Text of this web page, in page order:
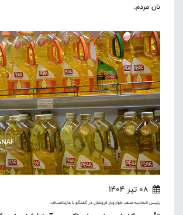
نان مردم.
08 تیر 1404
رئیس اتحادیه صنف خواروبار فروشان در گفتگو با مازنداصناف: